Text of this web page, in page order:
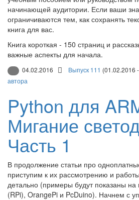
начинающей аудитории. Если ваши
ограничиваются тем, как сохранять
книга для вас.
Книга короткая - 150 страниц и
важные аспекты для начала.
04.02.2016 Выпуск 111 (01.02.2016
автора
Python для
Мигание
Часть 1
В продолжение статьи про
приступим к их рассмотрению и
детально (примеры будут показаны на
(RPi), OrangePi и PcDuino). Начнем с